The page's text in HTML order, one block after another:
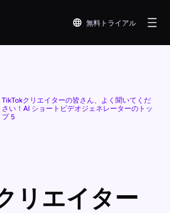
無料トライアル
TikTokクリエイターの皆さん、よく聞いてくだ
さい！AI ショートビデオジェネレーターのトッ
プ 5
リエイター